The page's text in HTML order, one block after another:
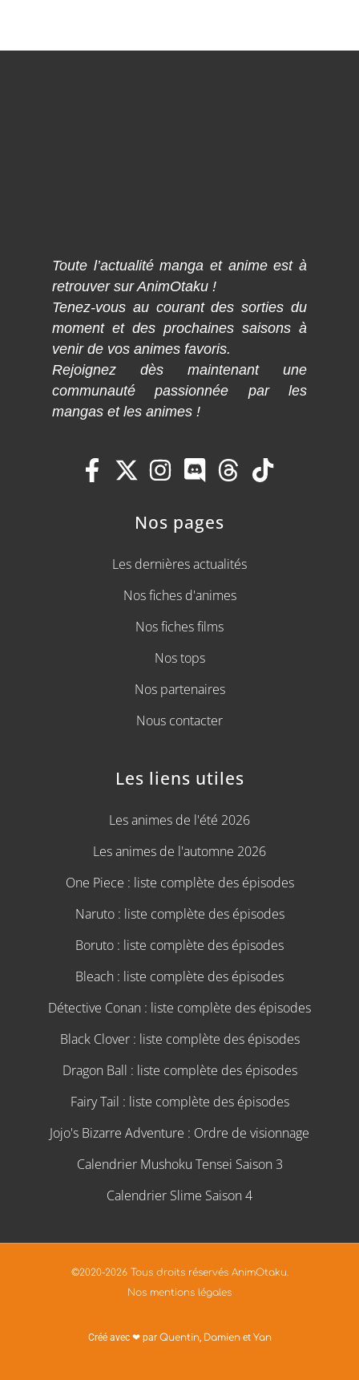
Toute l’actualité manga et anime est à
retrouver sur AnimOtaku !
Tenez-vous au courant des sorties du
moment et des prochaines saisons à
venir de vos animes favoris.
Rejoignez dès maintenant une
communauté passionnée par les
mangas et les animes !
Nos pages
Les dernières actualités
Nos fiches d'animes
Nos fiches films
Nos tops
Nos partenaires
Nous contacter
Les liens utiles
Les animes de l'été 2026
Les animes de l'automne 2026
One Piece : liste complète des épisodes
Naruto : liste complète des épisodes
Boruto : liste complète des épisodes
Bleach : liste complète des épisodes
Détective Conan : liste complète des épisodes
Black Clover : liste complète des épisodes
Dragon Ball : liste complète des épisodes
Fairy Tail : liste complète des épisodes
Jojo's Bizarre Adventure : Ordre de visionnage
Calendrier Mushoku Tensei Saison 3
Calendrier Slime Saison 4
©2020-2026 Tous droits réservés AnimOtaku.
Nos mentions légales
Créé avec ❤ par Quentin, Damienet Yan